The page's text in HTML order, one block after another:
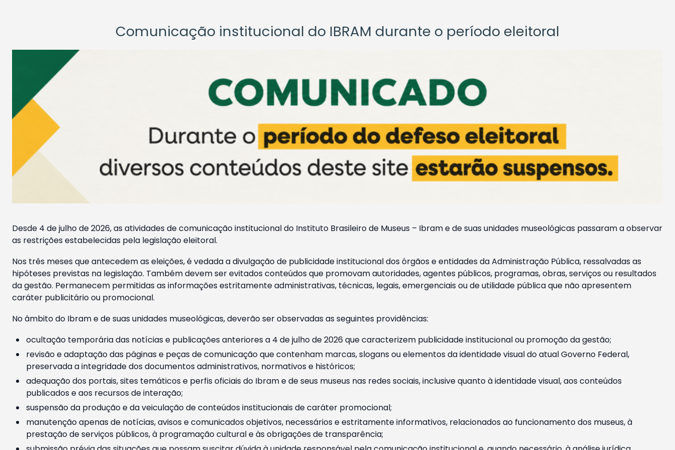
Comunicação institucional do IBRAM durante o período eleitoral
Desde 4 de julho de 2026, as atividades de comunicação institucional do Instituto Brasileiro de Museus – Ibram e de suas unidades museológicas passaram a observar
as restrições estabelecidas pela legislação eleitoral.
Nos três meses que antecedem as eleições, é vedada a divulgação de publicidade institucional dos órgãos e entidades da Administração Pública, ressalvadas as
hipóteses previstas na legislação. Também devem ser evitados conteúdos que promovam autoridades, agentes públicos, programas, obras, serviços ou resultados
da gestão. Permanecem permitidas as informações estritamente administrativas, técnicas, legais, emergenciais ou de utilidade pública que não apresentem
caráter publicitário ou promocional.
No âmbito do Ibram e de suas unidades museológicas, deverão ser observadas as seguintes providências:
ocultação temporária das notícias e publicações anteriores a 4 de julho de 2026 que caracterizem publicidade institucional ou promoção da gestão;
revisão e adaptação das páginas e peças de comunicação que contenham marcas, slogans ou elementos da identidade visual do atual Governo Federal,
preservada a integridade dos documentos administrativos, normativos e históricos;
adequação dos portais, sites temáticos e perfis oficiais do Ibram e de seus museus nas redes sociais, inclusive quanto à identidade visual, aos conteúdos
publicados e aos recursos de interação;
suspensão da produção e da veiculação de conteúdos institucionais de caráter promocional;
manutenção apenas de notícias, avisos e comunicados objetivos, necessários e estritamente informativos, relacionados ao funcionamento dos museus, à
prestação de serviços públicos, à programação cultural e às obrigações de transparência;